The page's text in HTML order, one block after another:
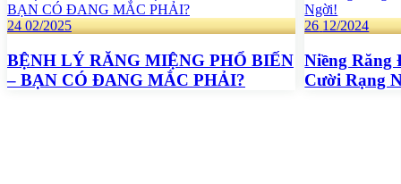
24 02/2025
BỆNH LÝ RĂNG MIỆNG PHỔ BIẾN
– BẠN CÓ ĐANG MẮC PHẢI?
26 12/2024
Niềng
Cười Rạng